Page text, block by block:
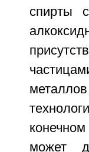
спирты
может